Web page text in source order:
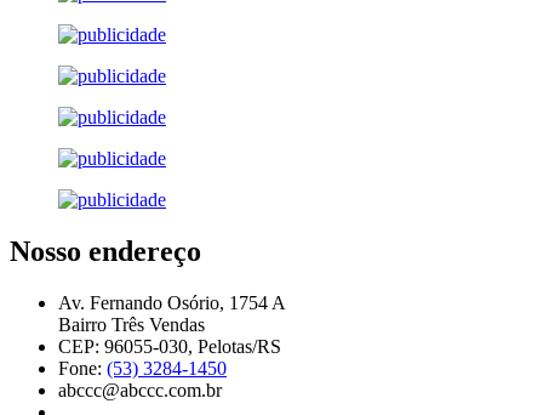
Nosso endereço
Av. Fernando Osório, 1754 A
Bairro Três Vendas
CEP: 96055-030, Pelotas/RS
Fone: (53) 3284-1450
abccc@abccc.com.br